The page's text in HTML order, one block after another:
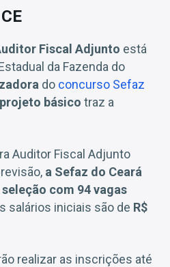
Fiscal Adjunto está
da Fazenda do
do concurso Sefaz
projeto básico traz a
Auditor Fiscal Adjunto
a Sefaz do Ceará
com 94 vagas
salários iniciais são de R$
realizar as inscrições até